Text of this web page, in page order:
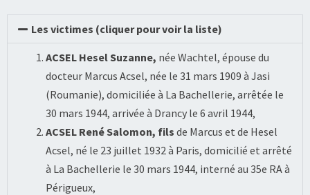
Les victimes (cliquer pour voir la liste)
ACSEL Hesel Suzanne, née Wachtel, épouse du
docteur Marcus Acsel, née le 31 mars 1909 à Jasi
(Roumanie), domiciliée à La Bachellerie, arrêtée le
30 mars 1944, arrivée à Drancy le 6 avril 1944,
ACSEL René Salomon, fils de Marcus et de Hesel
Acsel, né le 23 juillet 1932 à Paris, domicilié et arrêté
à La Bachellerie le 30 mars 1944, interné au 35e RA à
Périgueux,